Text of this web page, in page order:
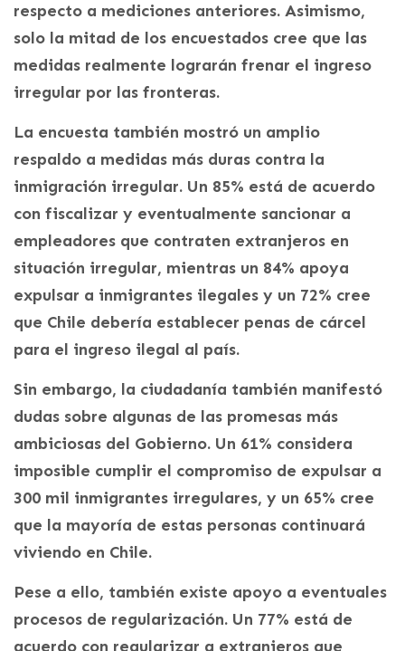
respecto a mediciones anteriores. Asimismo,
solo la mitad de los encuestados cree que las
medidas realmente lograrán frenar el ingreso
irregular por las fronteras.
La encuesta también mostró un amplio
respaldo a medidas más duras contra la
inmigración irregular. Un 85% está de acuerdo
con fiscalizar y eventualmente sancionar a
empleadores que contraten extranjeros en
situación irregular, mientras un 84% apoya
expulsar a inmigrantes ilegales y un 72% cree
que Chile debería establecer penas de cárcel
para el ingreso ilegal al país.
Sin embargo, la ciudadanía también manifestó
dudas sobre algunas de las promesas más
ambiciosas del Gobierno. Un 61% considera
imposible cumplir el compromiso de expulsar a
300 mil inmigrantes irregulares, y un 65% cree
que la mayoría de estas personas continuará
viviendo en Chile.
Pese a ello, también existe apoyo a eventuales
procesos de regularización. Un 77% está de
acuerdo con regularizar a extranjeros que